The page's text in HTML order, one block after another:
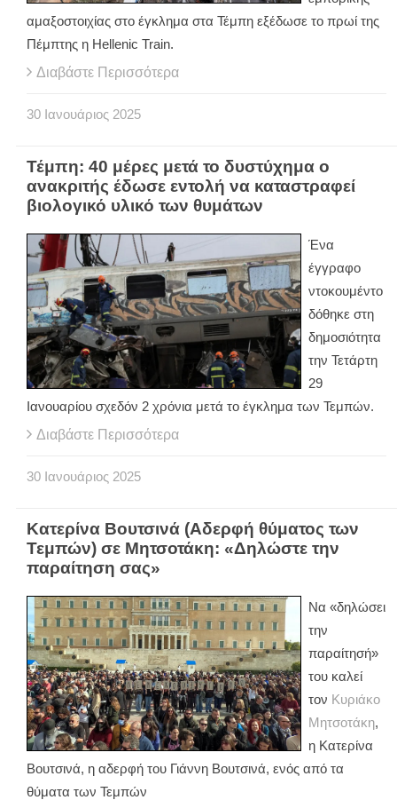
αμαξοστοιχίας στο έγκλημα στα Τέμπη εξέδωσε το πρωί της
Πέμπτης η Hellenic Train.
Διαβάστε Περισσότερα
30 Ιανουάριος 2025
Τέμπη: 40 μέρες μετά το δυστύχημα ο
ανακριτής έδωσε εντολή να καταστραφεί
βιολογικό υλικό των θυμάτων
Ένα
έγγραφο
ντοκουμέντο
δόθηκε στη
δημοσιότητα
την Τετάρτη
29
Ιανουαρίου σχεδόν 2 χρόνια μετά το έγκλημα των Τεμπών.
Διαβάστε Περισσότερα
30 Ιανουάριος 2025
Κατερίνα Βουτσινά (Αδερφή θύματος των
Τεμπών) σε Μητσοτάκη: «Δηλώστε την
παραίτηση σας»
Να «δηλώσει
την
παραίτησή»
του καλεί
τον Κυριάκο
Μητσοτάκη,
η Κατερίνα
Βουτσινά, η αδερφή του Γιάννη Βουτσινά, ενός από τα
θύματα των Τεμπών